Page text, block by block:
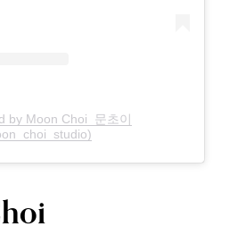
by Moon Choi_문초이